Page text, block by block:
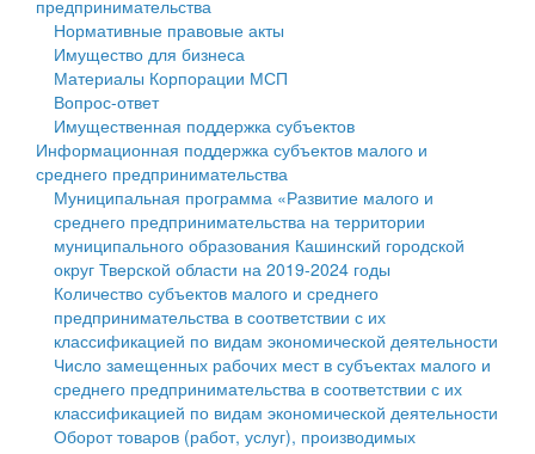
Государственные услуги
Промышленность и АПК
Экономика и бизнес
...
Символика
Устав
Гостям округа
Туризм
Культура
Образование
Здравоохранение
Социальная защита
Фотоальбом
муниципального округа Тверской области
Администрация Кашинского муниципального округа
Тверской области
Управление сельскими территориями
Открытые данные
Работа с обращениями граждан
Муниципальный контроль
Муниципальные услуги
Проекты административных регламентов
Финансовое управление
Бюджет для граждан
Имущество
Выявление правообладателей ранее учтенных
объектов недвижимости
Имущественная поддержка субъектов малого и
среднего предпринимательства
Информационная поддержка субъектов малого и
среднего предпринимательства
предпринимательства
Нормативные правовые акты
Имущество для бизнеса
Материалы Корпорации МСП
Вопрос-ответ
Имущественная поддержка субъектов
Информационная поддержка субъектов малого и
среднего предпринимательства
Муниципальная программа «Развитие малого и
среднего предпринимательства на территории
муниципального образования Кашинский городской
округ Тверской области на 2019-2024 годы
Количество субъектов малого и среднего
предпринимательства в соответствии с их
классификацией по видам экономической деятельности
Число замещенных рабочих мест в субъектах малого и
среднего предпринимательства в соответствии с их
классификацией по видам экономической деятельности
Оборот товаров (работ, услуг), производимых